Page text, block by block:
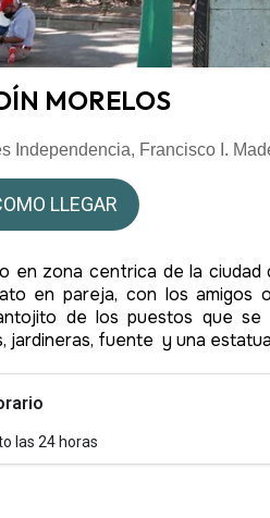
MORELOS
Independencia, Francisco I.
LLEGAR
en zona centrica de la
en pareja, con los amigos
de los puestos que se
jardineras, fuente y una
las 24 horas